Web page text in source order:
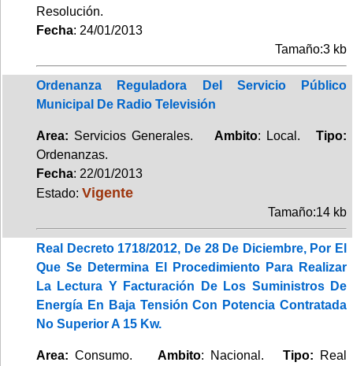
Resolución.
Fecha: 24/01/2013
Tamaño:3 kb
Ordenanza Reguladora Del Servicio Público
Municipal De Radio Televisión
Area: Servicios Generales. Ambito: Local.Tipo:
Ordenanzas.
Fecha: 22/01/2013
Estado: Vigente
Tamaño:14 kb
Real Decreto 1718/2012, De 28 De Diciembre, Por El
Que Se Determina El Procedimiento Para Realizar
La Lectura Y Facturación De Los Suministros De
Energía En Baja Tensión Con Potencia Contratada
No Superior A 15 Kw.
Area: Consumo. Ambito: Nacional. Tipo:
Real